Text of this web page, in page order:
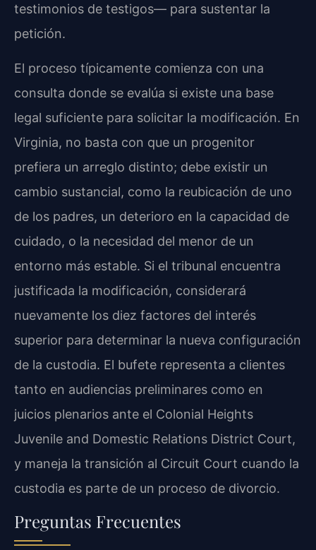
testimonios de testigos— para sustentar la
petición.
El proceso típicamente comienza con una
consulta donde se evalúa si existe una base
legal suficiente para solicitar la modificación. En
Virginia, no basta con que un progenitor
prefiera un arreglo distinto; debe existir un
cambio sustancial, como la reubicación de uno
de los padres, un deterioro en la capacidad de
cuidado, o la necesidad del menor de un
entorno más estable. Si el tribunal encuentra
justificada la modificación, considerará
nuevamente los diez factores del interés
superior para determinar la nueva configuración
de la custodia. El bufete representa a clientes
tanto en audiencias preliminares como en
juicios plenarios ante el Colonial Heights
Juvenile and Domestic Relations District Court,
y maneja la transición al Circuit Court cuando la
custodia es parte de un proceso de divorcio.
Preguntas Frecuentes